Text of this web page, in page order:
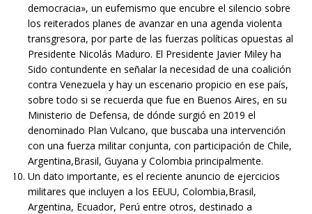
democracia», un eufemismo que encubre el silencio sobre
los reiterados planes de avanzar en una agenda violenta
transgresora, por parte de las fuerzas políticas opuestas al
Presidente Nicolás Maduro. El Presidente Javier Miley ha
Sido contundente en señalar la necesidad de una coalición
contra Venezuela y hay un escenario propicio en ese país,
sobre todo si se recuerda que fue en Buenos Aires, en su
Ministerio de Defensa, de dónde surgió en 2019 el
denominado Plan Vulcano, que buscaba una intervención
con una fuerza militar conjunta, con participación de Chile,
Argentina,Brasil, Guyana y Colombia principalmente.
Un dato importante, es el reciente anuncio de ejercicios
militares que incluyen a los EEUU, Colombia,Brasil,
Argentina, Ecuador, Perú entre otros, destinado a